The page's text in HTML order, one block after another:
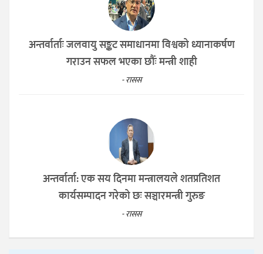
अन्तर्वार्ताः जलवायु सङ्कट समाधानमा विश्वको ध्यानाकर्षण
गराउन सफल भएका छौँः मन्त्री शाही
- रासस
अन्तर्वार्ता: एक सय दिनमा मन्त्रालयले शतप्रतिशत
कार्यसम्पादन गरेको छः सञ्चारमन्त्री गुरुङ
- रासस